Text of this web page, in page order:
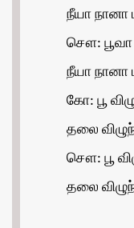
நீயா நானா
சௌ: பூவா
நீயா நானா
கோ: பூ
தலை
சௌ: பூ
தலை